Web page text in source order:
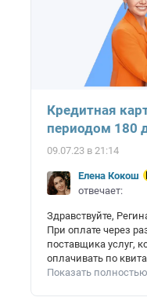
Кредитная
периодом 180
09.07.23 в 21:14
Елена Кокош
отвечает:
Здравствуйте,
При оплате через
поставщика услуг,
оплачивать по
Показать полностью